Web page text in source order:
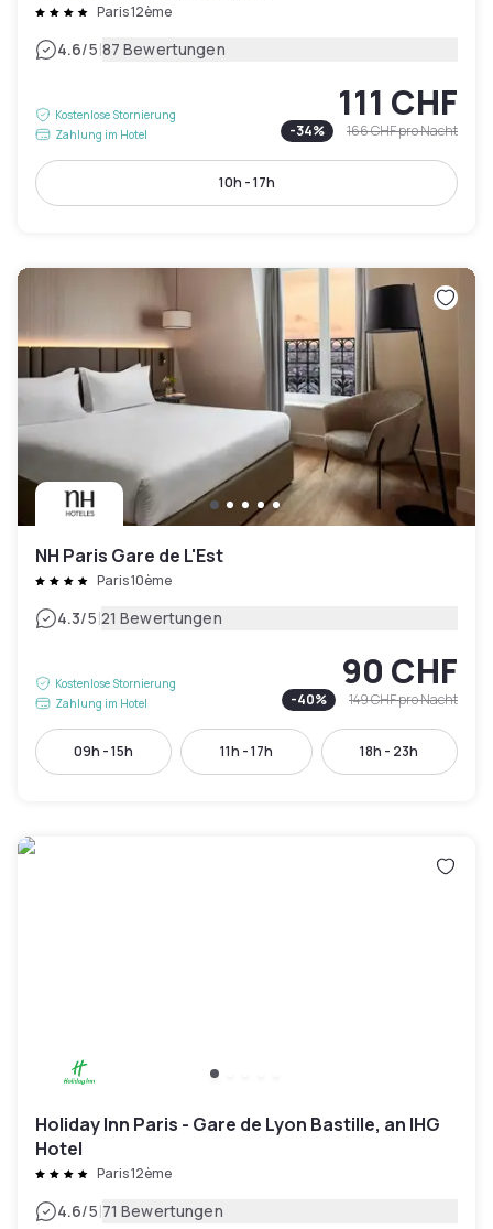
Paris 12ème
4.6/5|87 Bewertungen
Kostenlose Stornierung
Zahlung im Hotel
111 CHF
-34% 166 CHFpro Nacht
10h - 17h
NH Paris Gare de L'Est
Paris 10ème
4.3/5|21 Bewertungen
Kostenlose Stornierung
Zahlung im Hotel
90 CHF
-40% 149 CHFpro Nacht
09h - 15h 11h - 17h 18h - 23h
Holiday Inn Paris - Gare de Lyon Bastille, an IHG
Hotel
Paris 12ème
4.6/5|71 Bewertungen